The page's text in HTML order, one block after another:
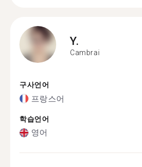
Y.
Cambrai
구사언어
프랑스어
학습언어
영어